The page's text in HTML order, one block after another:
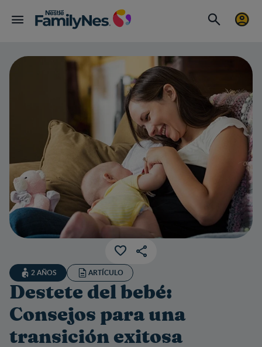
2 AÑOS ARTÍCULO
Destete del bebé:
Consejos para una
transición exitosa